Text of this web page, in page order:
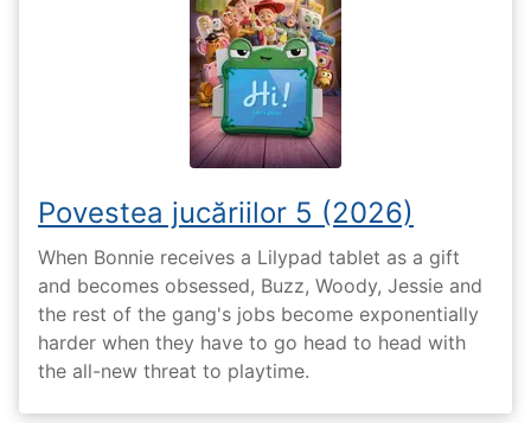
Povestea jucăriilor 5 (2026)
When Bonnie receives a Lilypad tablet as a gift
and becomes obsessed, Buzz, Woody, Jessie and
the rest of the gang's jobs become exponentially
harder when they have to go head to head with
the all-new threat to playtime.